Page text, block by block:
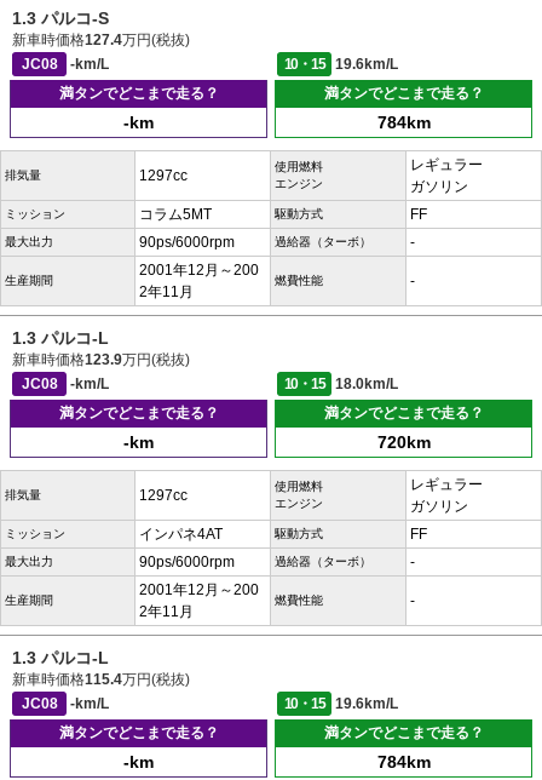
1.3 パルコ-S
新車時価格127.4万円(税抜)
JC08
-km/L 10・15
19.6km/L
満タンでどこまで走る？
-km
満タンでどこまで走る？
784km
排気量 1297cc
使用燃料
エンジン
レギュラー
ガソリン
ミッション コラム5MT 駆動方式 FF
最大出力 90ps/6000rpm 過給器（ターボ） -
生産期間
2001年12月～200
2年11月
燃費性能 -
1.3 パルコ-L
新車時価格123.9万円(税抜)
JC08
-km/L 10・15
18.0km/L
満タンでどこまで走る？
-km
満タンでどこまで走る？
720km
排気量 1297cc
使用燃料
エンジン
レギュラー
ガソリン
ミッション インパネ4AT 駆動方式 FF
最大出力 90ps/6000rpm 過給器（ターボ） -
生産期間
2001年12月～200
2年11月
燃費性能 -
1.3 パルコ-L
新車時価格115.4万円(税抜)
JC08
-km/L 10・15
19.6km/L
満タンでどこまで走る？
-km
満タンでどこまで走る？
784km